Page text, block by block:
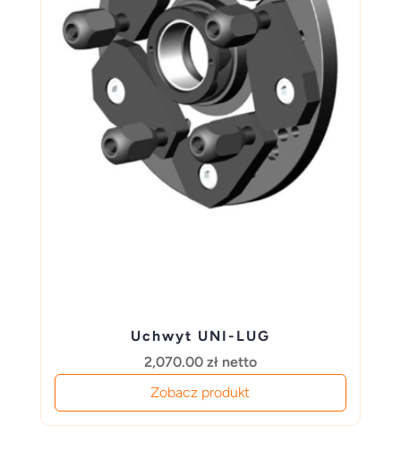
Uchwyt UNI-LUG
2,070.00 zł netto
Zobacz produkt